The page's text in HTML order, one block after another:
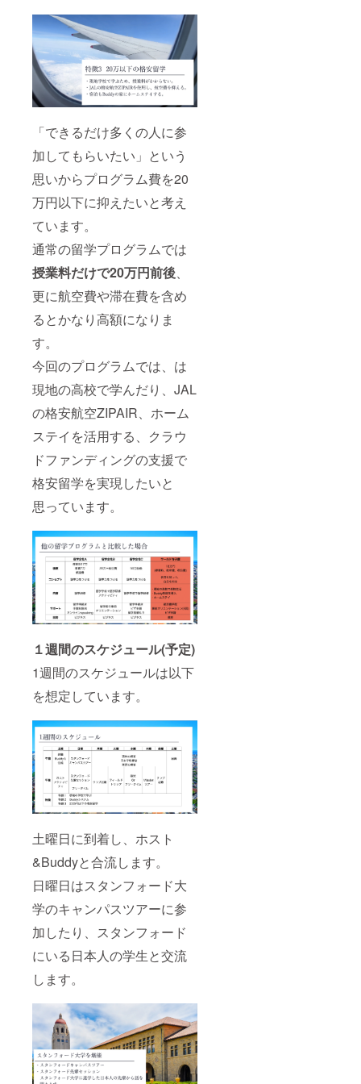
「できるだけ多くの人に参
加してもらいたい」という
思いからプログラム費を20
万円以下に抑えたいと考え
ています。
通常の留学プログラムでは
授業料だけで20万円前後、
更に航空費や滞在費を含め
るとかなり高額になりま
す。
今回のプログラムでは、は
現地の高校で学んだり、JAL
の格安航空ZIPAIR、ホーム
ステイを活用する、クラウ
ドファンディングの支援で
格安留学を実現したいと
思っています。
１週間のスケジュール(予定)
1週間のスケジュールは以下
を想定しています。
土曜日に到着し、ホスト
&Buddyと合流します。
日曜日はスタンフォード大
学のキャンパスツアーに参
加したり、スタンフォード
にいる日本人の学生と交流
します。